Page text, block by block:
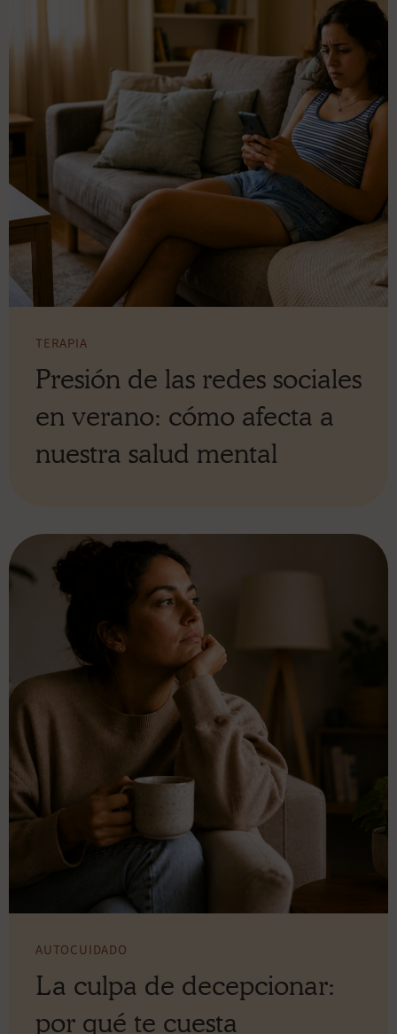
TERAPIA
Presión de las redes sociales
en verano: cómo afecta a
nuestra salud mental
AUTOCUIDADO
La culpa de decepcionar:
por qué te cuesta